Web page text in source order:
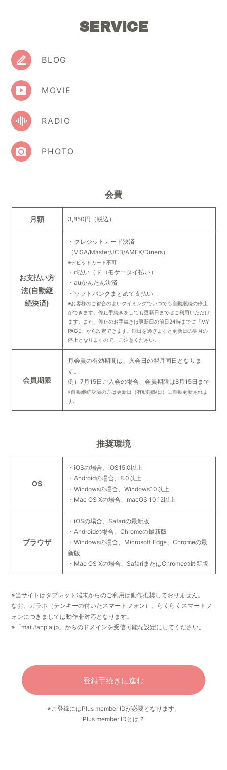
SERVICE
BLOG
MOVIE
RADIO
PHOTO
会費
月額 3,850円（税込）
お支払い方
法(自動継
続決済)
・クレジットカード決済
（VISA/Master/JCB/AMEX/Diners）
※デビットカード不可
・d払い（ドコモケータイ払い）
・auかんたん決済
・ソフトバンクまとめて支払い
※お客様のご都合のよいタイミングでいつでも自動継続の停止
ができます。停止手続きをしても更新日まではご利用いただけ
ます。また、停止のお手続きは更新日の前日24時までに「MY
PAGE」から設定できます。期日を過ぎますと更新日の翌月の
停止となりますので、ご注意ください。
会員期限
月会員の有効期間は、入会日の翌月同日となりま
す。
例）7月15日ご入会の場合、会員期限は8月15日まで
※自動継続決済の方は更新日（有効期限日）に自動更新されま
す。
推奨環境
OS
・iOSの場合、iOS15.0以上
・Androidの場合、8.0以上
・Windowsの場合、Windows10以上
・Mac OS Xの場合、macOS 10.12以上
ブラウザ
・iOSの場合、Safariの最新版
・Androidの場合、Chromeの最新版
・Windowsの場合、Microsoft Edge、Chromeの最
新版
・Mac OS Xの場合、SafariまたはChromeの最新版
※当サイトはタブレット端末からのご利用は動作推奨しておりません。
なお、ガラホ（テンキーの付いたスマートフォン）、らくらくスマートフ
ォンにつきましては動作非対応となります。
※「mail.fanpla.jp」からのドメインを受信可能な設定にしてください。
登録手続きに進む
※ご登録にはPlus member IDが必要となります。
Plus member IDとは？